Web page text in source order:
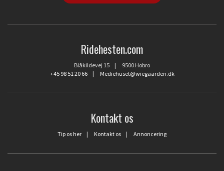
Ridehesten.com
Blåkildevej 15 | 9500 Hobro
+45 98 51 20 66| Mediehuset@wiegaarden.dk
Kontakt os
Tip os her | Kontakt os | Annoncering